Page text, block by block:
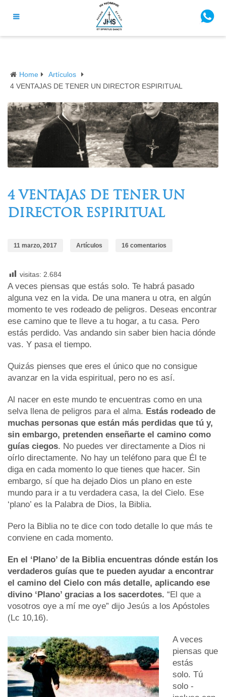
Home
Artículos
4 VENTAJAS DE TENER UN DIRECTOR ESPIRITUAL
4 VENTAJAS DE TENER UN
DIRECTOR ESPIRITUAL
11 marzo, 2017 Artículos 16 comentarios
visitas: 2.684
A veces piensas que estás solo. Te habrá pasado
alguna vez en la vida. De una manera u otra, en algún
momento te ves rodeado de peligros. Deseas encontrar
ese camino que te lleve a tu hogar, a tu casa. Pero
estás perdido. Vas andando sin saber bien hacia dónde
vas. Y pasa el tiempo.
Quizás pienses que eres el único que no consigue
avanzar en la vida espiritual, pero no es así.
Al nacer en este mundo te encuentras como en una
selva llena de peligros para el alma. Estás rodeado de
muchas personas que están más perdidas que tú y,
sin embargo, pretenden enseñarte el camino como
guías ciegos. No puedes ver directamente a Dios ni
oírlo directamente. No hay un teléfono para que Él te
diga en cada momento lo que tienes que hacer. Sin
embargo, sí que ha dejado Dios un plano en este
mundo para ir a tu verdadera casa, la del Cielo. Ese
‘plano’ es la Palabra de Dios, la Biblia.
Pero la Biblia no te dice con todo detalle lo que más te
conviene en cada momento.
En el ‘Plano’ de la Biblia encuentras dónde están los
verdaderos guías que te pueden ayudar a encontrar
el camino del Cielo con más detalle, aplicando ese
divino ‘Plano’ gracias a los sacerdotes. “El que a
vosotros oye a mí me oye” dijo Jesús a los Apóstoles
(Lc 10,16).
A veces
piensas que
estás
solo. Tú
solo -